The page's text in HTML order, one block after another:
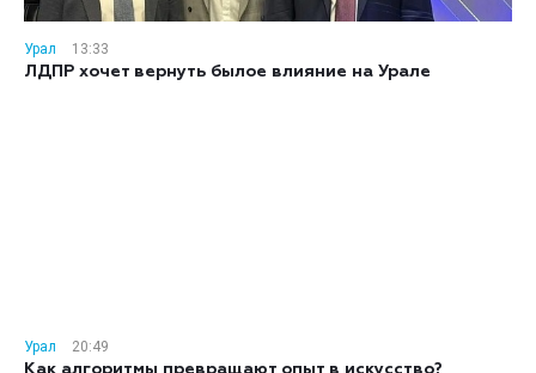
Урал
13:33
ЛДПР хочет вернуть былое влияние на Урале
Урал
20:49
Как алгоритмы превращают опыт в искусство?